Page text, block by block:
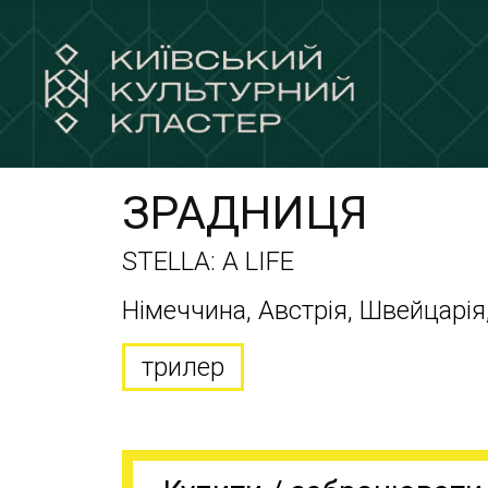
ЗРАДНИЦЯ
STELLA: A LIFE
Німеччина, Австрія,
трилер